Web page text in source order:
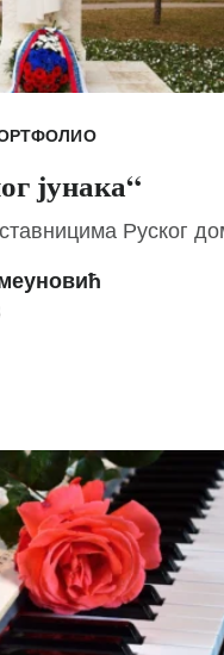
јунака“
Руског